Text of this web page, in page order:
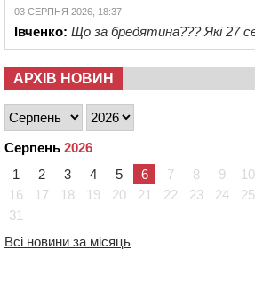
03 СЕРПНЯ 2026, 18:37
Івченко: Що за бредятина??? Які 27
АРХІВ НОВИН
Серпень 2026
1
2 3 4 5 6 7 8 9 10
16
17 18 19 20 21 22 23 24 25
31
Всі новини за місяць